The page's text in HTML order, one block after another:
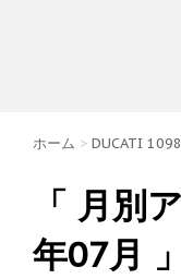
ホーム > DUCATI
「 月別
年07月